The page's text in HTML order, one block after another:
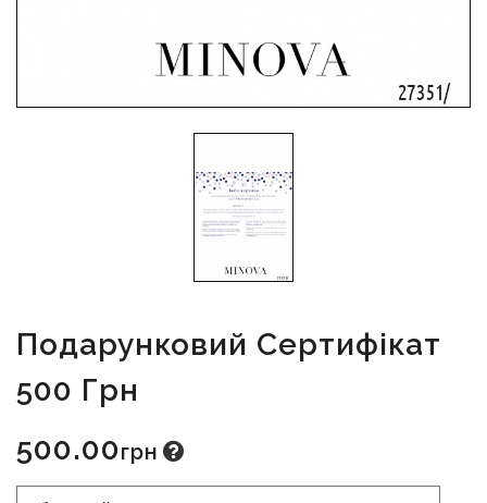
Подарунковий Сертифікат
500 Грн
500.00Грн